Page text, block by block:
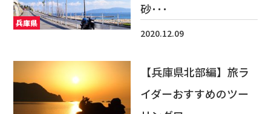
兵庫県
砂･･･
2020.12.09
【兵庫県北部編】旅ラ
イダーおすすめのツー